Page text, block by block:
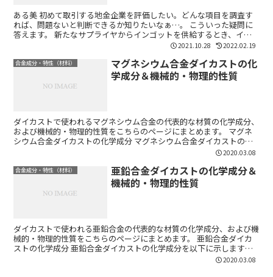
ある美 初めて取引する地金企業を評価したい。どんな項目を調査す
れば、問題ないと判断できるか知りたいなぁ…。 こういった疑問に
答えます。 新たなサプライヤからインゴットを供給するとき、イン
ゴットの品質が気になるところですよね！ 特に海外企業か...
2021.10.28 2022.02.19
合金成分・特性（材料）
マグネシウム合金ダイカストの化
学成分＆機械的・物理的性質
ダイカストで使われるマグネシウム合金の代表的な材質の化学成分、
および機械的・物理的性質をこちらのページにまとめます。 マグネ
シウム合金ダイカストの化学成分 マグネシウム合金ダイカストの化
2020.03.08
合金成分・特性（材料）
亜鉛合金ダイカストの化学成分＆
機械的・物理的性質
ダイカストで使われる亜鉛合金の代表的な材質の化学成分、および機
械的・物理的性質をこちらのページにまとめます。 亜鉛合金ダイカ
ストの化学成分 亜鉛合金ダイカストの化学成分を以下に示します。
2020.03.08